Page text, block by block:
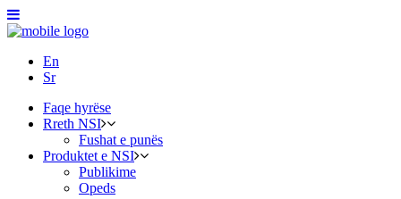
En
Sr
Faqe hyrëse
Rreth NSI
Fushat e punës
Produktet e NSI
Publikime
Opeds